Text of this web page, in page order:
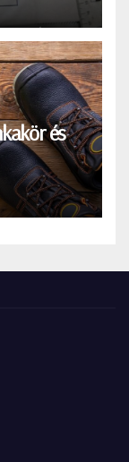
és